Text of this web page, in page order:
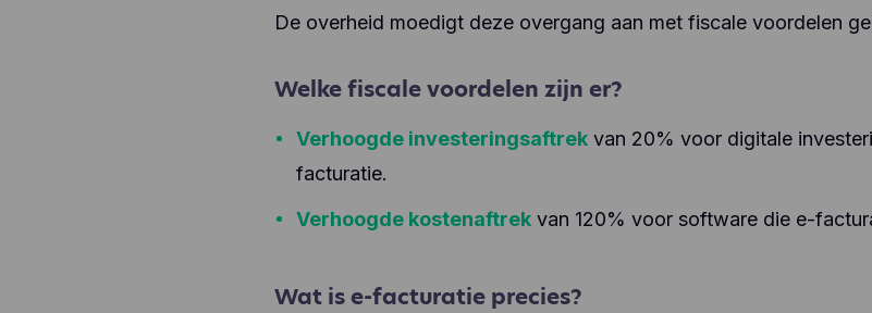
De overheid moedigt deze overgang aan met fiscale voordelen
Welke fiscale voordelen zijn er?
Verhoogde investeringsaftrek van 20% voor digitale
facturatie.
Verhoogde kostenaftrek van 120% voor software die e-
Wat is e-facturatie precies?